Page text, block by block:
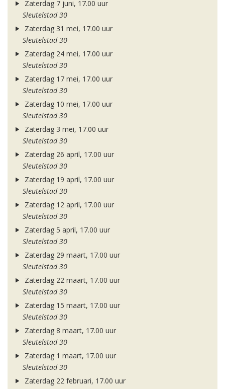
Zaterdag 7 juni, 17.00 uur
Sleutelstad 30
Zaterdag 31 mei, 17.00 uur
Sleutelstad 30
Zaterdag 24 mei, 17.00 uur
Sleutelstad 30
Zaterdag 17 mei, 17.00 uur
Sleutelstad 30
Zaterdag 10 mei, 17.00 uur
Sleutelstad 30
Zaterdag 3 mei, 17.00 uur
Sleutelstad 30
Zaterdag 26 april, 17.00 uur
Sleutelstad 30
Zaterdag 19 april, 17.00 uur
Sleutelstad 30
Zaterdag 12 april, 17.00 uur
Sleutelstad 30
Zaterdag 5 april, 17.00 uur
Sleutelstad 30
Zaterdag 29 maart, 17.00 uur
Sleutelstad 30
Zaterdag 22 maart, 17.00 uur
Sleutelstad 30
Zaterdag 15 maart, 17.00 uur
Sleutelstad 30
Zaterdag 8 maart, 17.00 uur
Sleutelstad 30
Zaterdag 1 maart, 17.00 uur
Sleutelstad 30
Zaterdag 22 februari, 17.00 uur